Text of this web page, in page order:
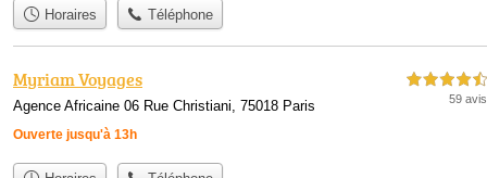
Horaires Téléphone
Myriam Voyages
Agence Africaine 06 Rue Christiani, 75018 Paris
Ouverte jusqu'à 13h
4,5 étoiles sur 5
59 avis